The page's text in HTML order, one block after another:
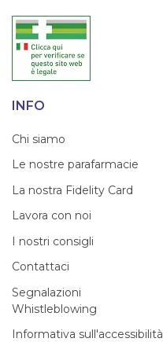
INFO
Chi siamo
Le nostre parafarmacie
La nostra Fidelity Card
Lavora con noi
I nostri consigli
Contattaci
Segnalazioni
Whistleblowing
Informativa sull'accessibilità